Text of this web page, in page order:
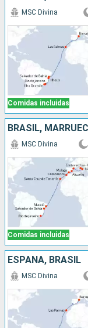
Comidas incluidas
MSC Divina
BRASIL,
Comidas incluidas
MSC Divina
ESPAÑA, BRASIL
MSC Divina